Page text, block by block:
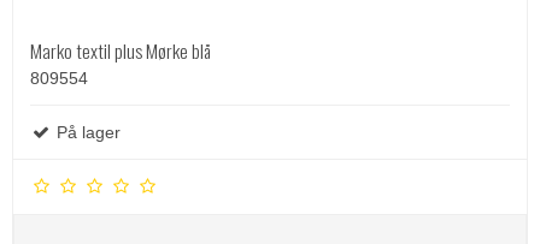
Marko textil plus Mørke blå
809554
På lager